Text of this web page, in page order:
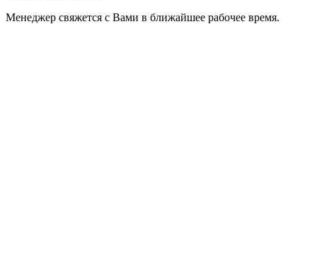
Менеджер свяжется с Вами в ближайшее рабочее время.